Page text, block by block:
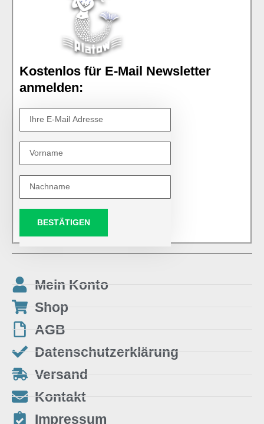
Kostenlos für E-Mail Newsletter
anmelden:
BESTÄTIGEN
Mein Konto
Shop
AGB
Datenschutzerklärung
Versand
Kontakt
Impressum